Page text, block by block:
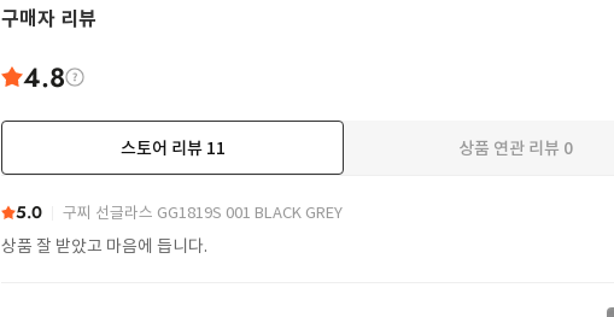
구매자 리뷰
4.8
스토어 리뷰 11 상품 연관 리뷰 0
5.0 구찌 선글라스 GG1819S 001 BLACK GREY
상품 잘 받았고 마음에 듭니다.